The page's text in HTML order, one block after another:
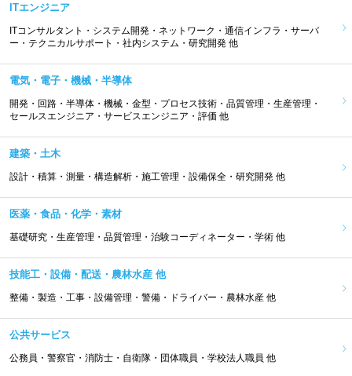
ITエンジニア
ITコンサルタント・システム開発・ネットワーク・通信インフラ・サーバ
ー・テクニカルサポート・社内システム・研究開発 他
電気・電子・機械・半導体
開発・回路・半導体・機械・金型・プロセス技術・品質管理・生産管理・
セールスエンジニア・サービスエンジニア・評価 他
建築・土木
設計・積算・測量・構造解析・施工管理・設備保全・研究開発 他
医薬・食品・化学・素材
基礎研究・生産管理・品質管理・治験コーディネーター・学術 他
技能工・設備・配送・農林水産 他
整備・製造・工事・設備管理・警備・ドライバー・農林水産 他
公共サービス
公務員・警察官・消防士・自衛隊・団体職員・学校法人職員 他